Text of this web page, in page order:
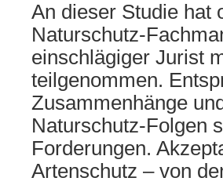
An dieser Studie hat
Naturschutz-
einschlägiger Jurist
teilgenommen.
Zusammenhänge
Naturschutz-Folgen
Forderungen.
Artenschutz – von